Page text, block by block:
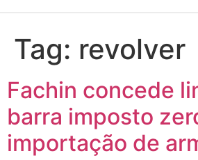
Tag: revolver
Fachin concede
barra imposto
importação de